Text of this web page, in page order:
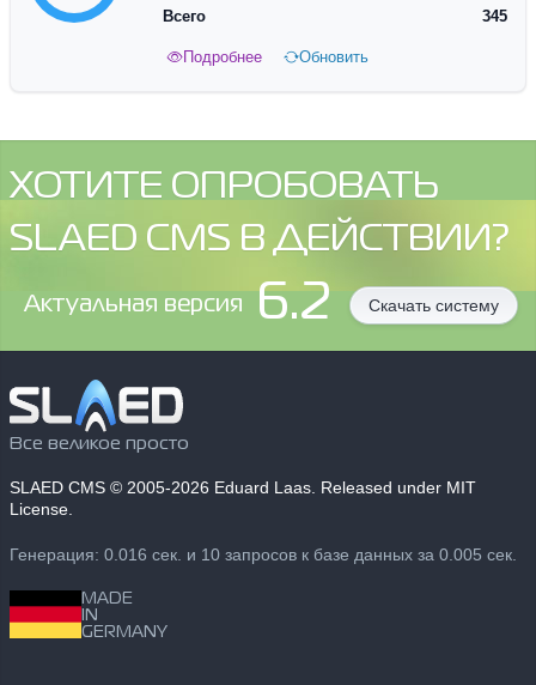
Всего
345
Подробнее Обновить
ХОТИТЕ ОПРОБОВАТЬ
SLAED CMS В ДЕЙСТВИИ?
Aктуальная версия 6.2 Скачать систему
Все великое просто
SLAED CMS © 2005-2026 Eduard Laas. Released under MIT
License.
Генерация: 0.016 сек. и 10 запросов к базе данных за 0.005 сек.
MADE
IN
GERMANY